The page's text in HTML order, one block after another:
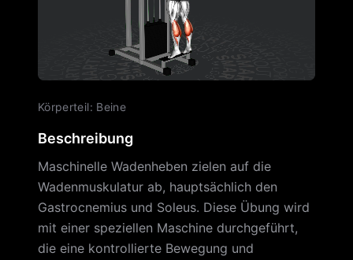
Körperteil: Beine
Beschreibung
Maschinelle Wadenheben zielen auf die
Wadenmuskulatur ab, hauptsächlich den
Gastrocnemius und Soleus. Diese Übung wird
mit einer speziellen Maschine durchgeführt,
die eine kontrollierte Bewegung und